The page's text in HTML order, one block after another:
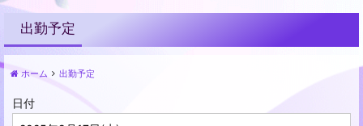
出勤予定
ホーム 出勤予定
日付